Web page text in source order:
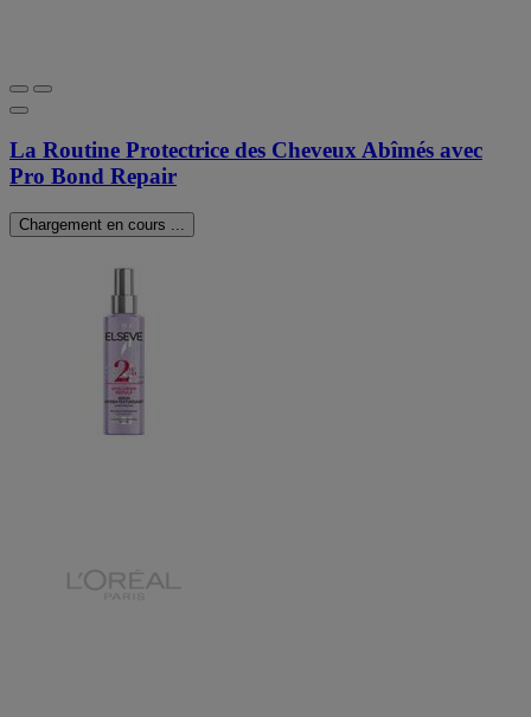
La Routine Protectrice des Cheveux Abîmés avec
Pro Bond Repair
Chargement en cours ...